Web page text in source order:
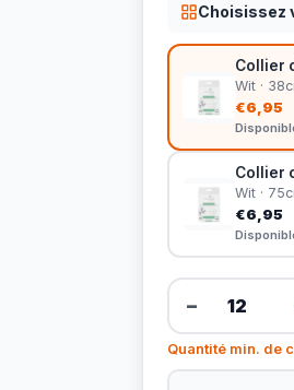
Choisissez
Collier
Wit ·
€6,95
Collier
Wit ·
€6,95
−
Quantité min. de